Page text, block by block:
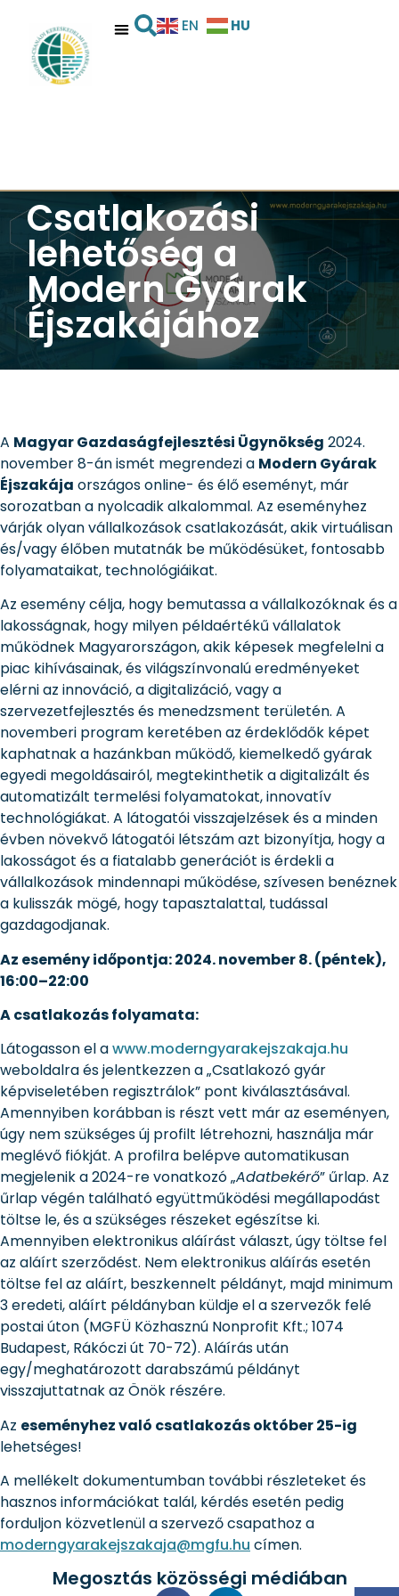
EN HU
Csatlakozási
lehetőség a
Modern Gyárak
Éjszakájához
A Magyar Gazdaságfejlesztési Ügynökség 2024.
november 8-án ismét megrendezi a Modern Gyárak
Éjszakája országos online- és élő eseményt, már
sorozatban a nyolcadik alkalommal. Az eseményhez
várják olyan vállalkozások csatlakozását, akik virtuálisan
és/vagy élőben mutatnák be működésüket, fontosabb
folyamataikat, technológiáikat.
Az esemény célja, hogy bemutassa a vállalkozóknak és a
lakosságnak, hogy milyen példaértékű vállalatok
működnek Magyarországon, akik képesek megfelelni a
piac kihívásainak, és világszínvonalú eredményeket
elérni az innováció, a digitalizáció, vagy a
szervezetfejlesztés és menedzsment területén. A
novemberi program keretében az érdeklődők képet
kaphatnak a hazánkban működő, kiemelkedő gyárak
egyedi megoldásairól, megtekinthetik a digitalizált és
automatizált termelési folyamatokat, innovatív
technológiákat. A látogatói visszajelzések és a minden
évben növekvő látogatói létszám azt bizonyítja, hogy a
lakosságot és a fiatalabb generációt is érdekli a
vállalkozások mindennapi működése, szívesen benéznek
a kulisszák mögé, hogy tapasztalattal, tudással
gazdagodjanak.
Az esemény időpontja: 2024. november 8. (péntek),
16:00–22:00
A csatlakozás folyamata:
Látogasson el awww.moderngyarakejszakaja.hu
weboldalra és jelentkezzen a „Csatlakozó gyár
képviseletében regisztrálok” pont kiválasztásával.
Amennyiben korábban is részt vett már az eseményen,
úgy nem szükséges új profilt létrehozni, használja már
meglévő fiókját. A profilra belépve automatikusan
megjelenik a 2024-re vonatkozó „Adatbekérő” űrlap. Az
űrlap végén található együttműködési megállapodást
töltse le, és a szükséges részeket egészítse ki.
Amennyiben elektronikus aláírást választ, úgy töltse fel
az aláírt szerződést. Nem elektronikus aláírás esetén
töltse fel az aláírt, beszkennelt példányt, majd minimum
3 eredeti, aláírt példányban küldje el a szervezők felé
postai úton (MGFÜ Közhasznú Nonprofit Kft.; 1074
Budapest, Rákóczi út 70-72). Aláírás után
egy/meghatározott darabszámú példányt
visszajuttatnak az Önök részére.
Az eseményhez való csatlakozás október 25-ig
lehetséges!
A mellékelt dokumentumban további részleteket és
hasznos információkat talál, kérdés esetén pedig
forduljon közvetlenül a szervező csapathoz a
moderngyarakejszakaja@mgfu.hu címen.
Megosztás közösségi médiában